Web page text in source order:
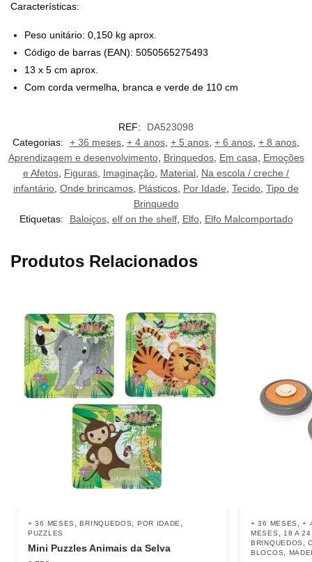
Características:
Peso unitário: 0,150 kg aprox.
Código de barras (EAN): 5050565275493
13 x 5 cm aprox.
Com corda vermelha, branca e verde de 110 cm
REF:
DA523098
Categorias:
+ 36 meses, + 4 anos, + 5 anos, + 6 anos, + 8 anos,
Aprendizagem e desenvolvimento, Brinquedos, Em casa, Emoções
e Afetos, Figuras, Imaginação, Material, Na escola / creche /
infantário, Onde brincamos, Plásticos, Por Idade, Tecido, Tipo de
Brinquedo
Etiquetas:
Baloiços, elf on the shelf, Elfo, Elfo Malcomportado
Produtos Relacionados
+ 36 MESES ,BRINQUEDOS POR IDADE
PUZZLES
Mini Puzzles Animais da Selva
+ 36 MESES ,+
MESES
18 A
BRINQUEDOS
,
BLOCOS